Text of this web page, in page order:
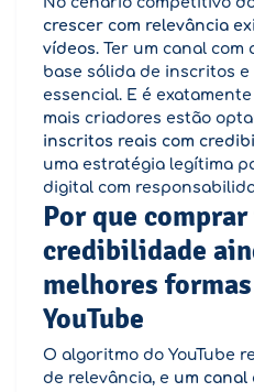
crescer com relevância
vídeos. Ter um canal
base sólida de inscritos
essencial. E é
mais criadores estão
inscritos reais com
uma estratégia legítima
digital com
Por que
credibilidade
melhores
YouTube
O algoritmo do YouTube
de relevância, e um canal